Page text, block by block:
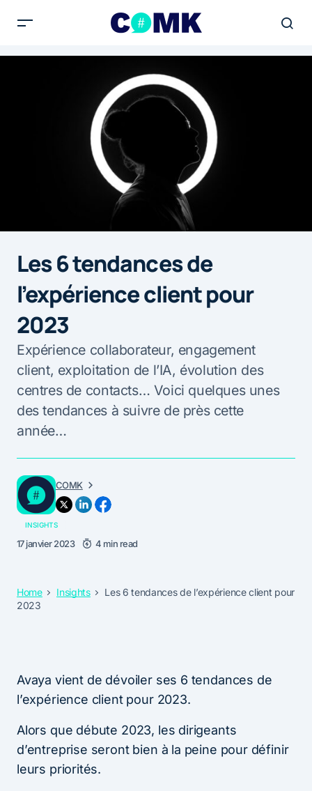
Les 6 tendances de
l’expérience client pour
2023
Expérience collaborateur, engagement
client, exploitation de l’IA, évolution des
centres de contacts… Voici quelques unes
des tendances à suivre de près cette
année…
COMK
INSIGHTS
17 janvier 2023 4 min read
Home Insights
Les 6 tendances de l’expérience client pour
2023
Avaya vient de dévoiler ses 6 tendances de
l’expérience client pour 2023.
Alors que débute 2023, les dirigeants
d’entreprise seront bien à la peine pour définir
leurs priorités.